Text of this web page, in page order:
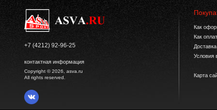
+7 (4212) 92-96-25
контактная информация
Copyright © 2026, asva.ru
All rights reserved.
Как
Как
Условия
Карта